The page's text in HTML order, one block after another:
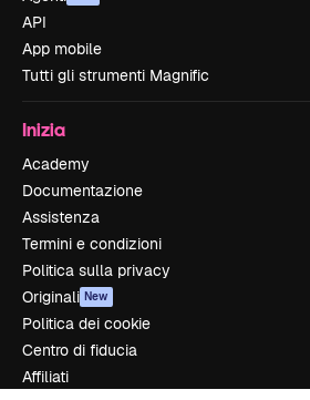
API
App mobile
Tutti gli strumenti Magnific
Inizia
Academy
Documentazione
Assistenza
Termini e condizioni
Politica sulla privacy
Originali New
Politica dei cookie
Centro di fiducia
Affiliati